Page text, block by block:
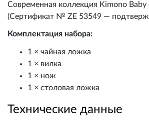
Современная коллекция Kimono
(Сертификат № ZE 53549 —
Комплектация набора:
1 × чайная ложка
1 × вилка
1 × нож
1 × столовая ложка
Технические данные